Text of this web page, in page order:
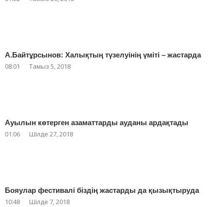
А.Байтұрсынов: Халықтың түзелуінің үміті – жастарда
08:01 Тамыз 5, 2018
Ауылын көтерген азаматтарды ауданы ардақтады
01:06 Шілде 27, 2018
Бояулар фестивалі біздің жастарды да қызықтыруда
10:48 Шілде 7, 2018